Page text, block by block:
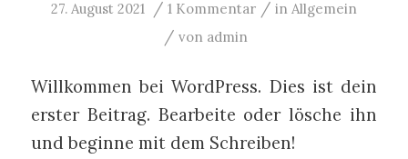
27. August 2021 / 1 Kommentar / in Allgemein
/ von admin
Willkommen bei WordPress. Dies ist dein
erster Beitrag. Bearbeite oder lösche ihn
und beginne mit dem Schreiben!